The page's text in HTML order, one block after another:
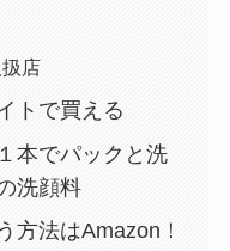
店
トで買える
本でパックと洗
洗顔料
方法はAmazon！